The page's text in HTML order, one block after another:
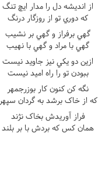
از انديشه دل را مدار ايچ تنگ
که دوري تو از روزگار درنگ
گهي برفراز و گهي بر نشيب
گهي با مراد و گهي با نهيب
ازين دو يکي نيز جاويد نيست
ببودن تو را راه اميد نيست
نگه کن کنون کار بوزرجمهر
که از خاک برشد به گردان سپهر
فراز آوريدش بخاک نژند
همان کس که بردش با بر بلند